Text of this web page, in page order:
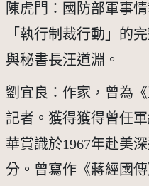
陳虎門：國防部軍事
「執行制裁行動」的
與秘書長汪道淵。
劉宜良：作家，曾為
記者。獲得獲得曾任
華賞識於1967年赴美
分。曾寫作《蔣經國傳